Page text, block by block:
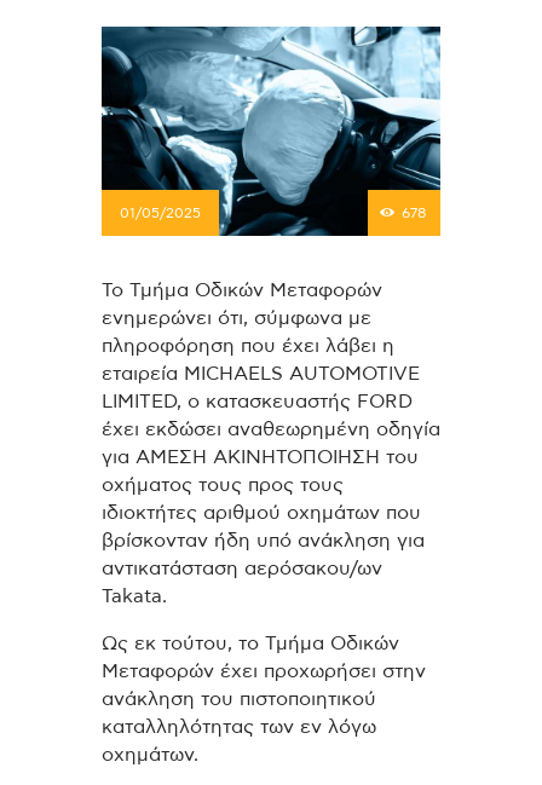
01/05/2025 678
Το Τμήμα Οδικών Μεταφορών
ενημερώνει ότι, σύμφωνα με
πληροφόρηση που έχει λάβει η
εταιρεία MICHAELS AUTOMOTIVE
LIMITED, ο κατασκευαστής FORD
έχει εκδώσει αναθεωρημένη οδηγία
για ΑΜΕΣΗ ΑΚΙΝΗΤΟΠΟΙΗΣΗ του
οχήματος τους προς τους
ιδιοκτήτες αριθμού οχημάτων που
βρίσκονταν ήδη υπό ανάκληση για
αντικατάσταση αερόσακου/ων
Takata.
Ως εκ τούτου, το Τμήμα Οδικών
Μεταφορών έχει προχωρήσει στην
ανάκληση του πιστοποιητικού
καταλληλότητας των εν λόγω
οχημάτων.